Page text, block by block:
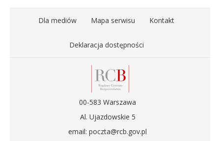
Dla mediów Mapa serwisu Kontakt
Deklaracja dostępności
00-583 Warszawa
Al. Ujazdowskie 5
email: poczta@rcb.gov.pl